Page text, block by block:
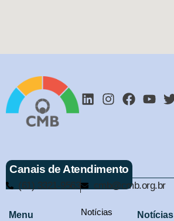
Canais de Atendimento
(61) 3321-9563 cmb@cmb.org.br
Menu
Notícias
Notícias